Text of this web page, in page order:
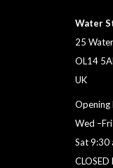
Water
25
OL14
UK
Opening
Wed
Sat 9:30